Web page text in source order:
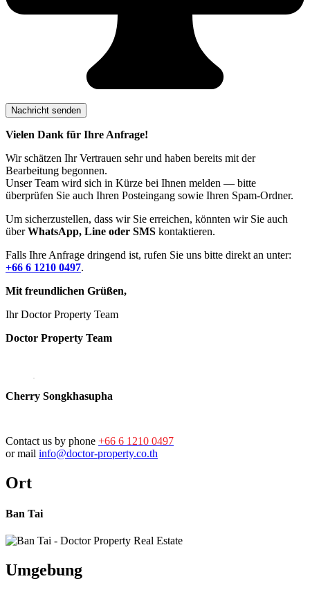
Vielen Dank für Ihre Anfrage!
Wir schätzen Ihr Vertrauen sehr und haben bereits mit der
Bearbeitung begonnen.
Unser Team wird sich in Kürze bei Ihnen melden — bitte
überprüfen Sie auch Ihren Posteingang sowie Ihren Spam-Ordner.
Um sicherzustellen, dass wir Sie erreichen, könnten wir Sie auch
überWhatsApp, Line oder SMS kontaktieren.
Falls Ihre Anfrage dringend ist, rufen Sie uns bitte direkt an unter:
+66 6 1210 0497.
Mit freundlichen Grüßen,
Ihr Doctor Property Team
Doctor Property Team
Cherry Songkhasupha
Contact us by phone +66 6 1210 0497
or mail info@doctor-property.co.th
Ort
Ban Tai
Umgebung